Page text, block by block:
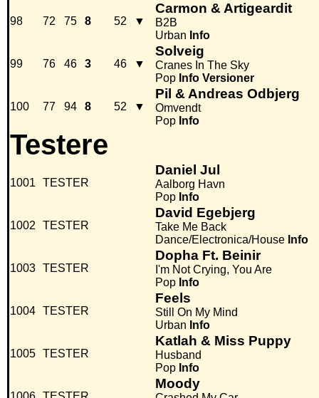
98 72 75 8 52 ▼
Carmon & Artigeardit
B2B
Urban Info
99 76 46 3 46 ▼
Solveig
Cranes In The Sky
Pop Info Versioner
100 77 94 8 52 ▼
Pil & Andreas Odbjerg
Omvendt
Pop Info
Testere
1001 TESTER
Daniel Jul
Aalborg Havn
Pop Info
1002 TESTER
David Egebjerg
Take Me Back
Dance/Electronica/House Info
1003 TESTER
Dopha Ft. Beinir
I'm Not Crying, You Are
Pop Info
1004 TESTER
Feels
Still On My Mind
Urban Info
1005 TESTER
Katlah & Miss Puppy
Husband
Pop Info
Moody